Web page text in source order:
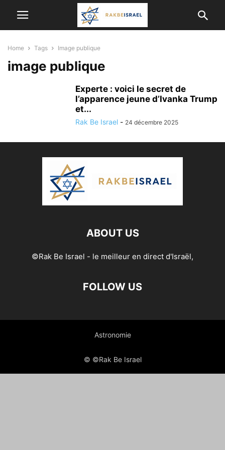
Home Tags Image publique
image publique
Experte : voici le secret de
l’apparence jeune d’Ivanka Trump
et...
Rak Be Israel - 24 décembre 2025
ABOUT US
©Rak Be Israel - le meilleur en direct d'Israël,
FOLLOW US
Astronomie
© ©Rak Be Israel